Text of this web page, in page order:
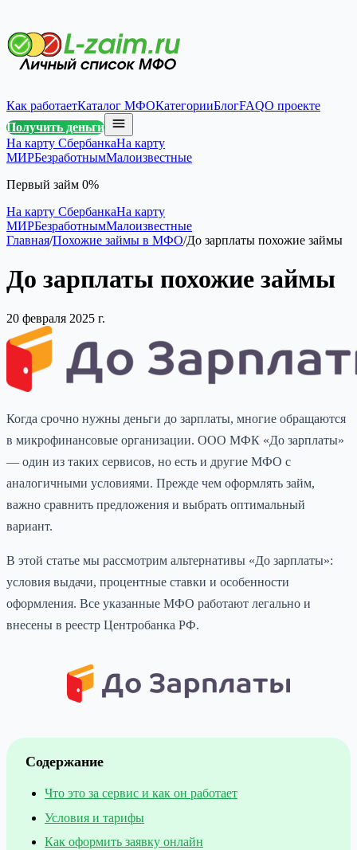
Как работаетКаталог МФОКатегорииБлогFAQО проекте
Получить деньги
На карту СбербанкаНа карту
МИРБезработнымМалоизвестные
Первый займ 0%
На карту СбербанкаНа карту
МИРБезработнымМалоизвестные
Главная/Похожие займы в МФО/До зарплаты похожие займы
До зарплаты похожие займы
20 февраля 2025 г.
Когда срочно нужны деньги до зарплаты, многие обращаются
в микрофинансовые организации. ООО МФК «До зарплаты»
— один из таких сервисов, но есть и другие МФО с
аналогичными условиями. Прежде чем оформлять займ,
важно сравнить предложения и выбрать оптимальный
вариант.
В этой статье мы рассмотрим альтернативы «До зарплаты»:
условия выдачи, процентные ставки и особенности
оформления. Все указанные МФО работают легально и
внесены в реестр Центробанка РФ.
Содержание
Что это за сервис и как он работает
Условия и тарифы
Как оформить заявку онлайн